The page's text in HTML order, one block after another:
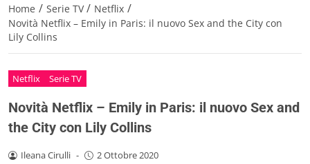
Home / Serie TV / Netflix /
Novità Netflix – Emily in Paris: il nuovo Sex and the City con
Lily Collins
Netflix Serie TV
Novità Netflix – Emily in Paris: il nuovo Sex and
the City con Lily Collins
Ileana Cirulli - 2 Ottobre 2020